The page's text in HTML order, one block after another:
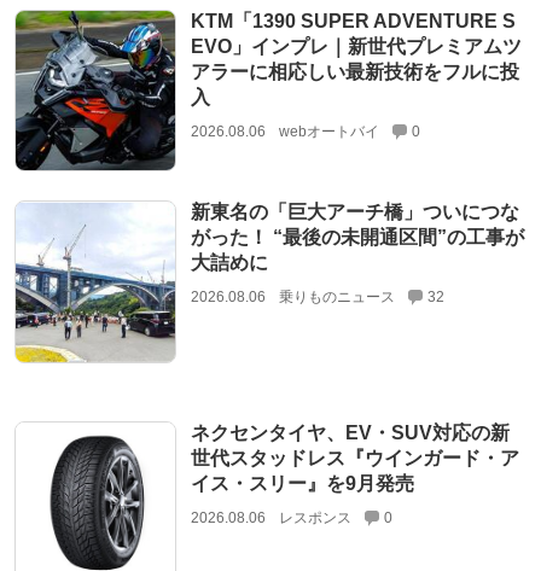
KTM「1390 SUPER ADVENTURE S
EVO」インプレ｜新世代プレミアムツ
アラーに相応しい最新技術をフルに投
入
2026.08.06 webオートバイ 0
新東名の「巨大アーチ橋」ついにつな
がった！ “最後の未開通区間”の工事が
大詰めに
2026.08.06 乗りものニュース 32
ネクセンタイヤ、EV・SUV対応の新
世代スタッドレス『ウインガード・ア
イス・スリー』を9月発売
2026.08.06 レスポンス 0